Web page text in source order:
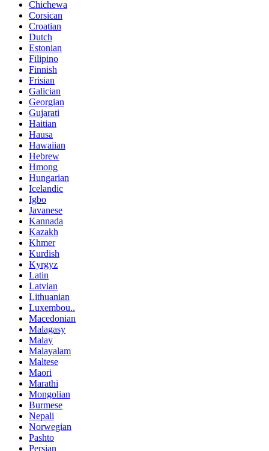
Chichewa
Corsican
Croatian
Dutch
Estonian
Filipino
Finnish
Frisian
Galician
Georgian
Gujarati
Haitian
Hausa
Hawaiian
Hebrew
Hmong
Hungarian
Icelandic
Igbo
Javanese
Kannada
Kazakh
Khmer
Kurdish
Kyrgyz
Latin
Latvian
Lithuanian
Luxembou..
Macedonian
Malagasy
Malay
Malayalam
Maltese
Maori
Marathi
Mongolian
Burmese
Nepali
Norwegian
Pashto
Persian